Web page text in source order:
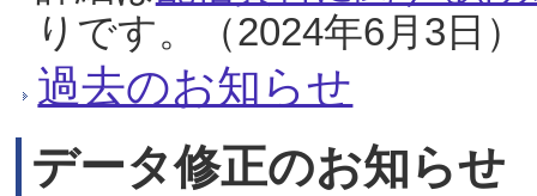
りです。（2024年6月3日）
過去のお知らせ
データ修正のお知らせ